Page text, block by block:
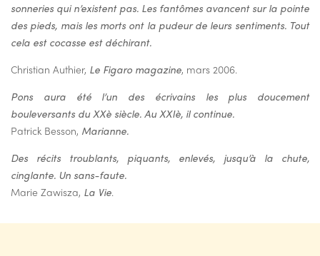
sonneries qui n’existent pas. Les fantômes avancent sur la pointe
des pieds, mais les morts ont la pudeur de leurs sentiments. Tout
cela est cocasse est déchirant.
Christian Authier, Le Figaro magazine, mars 2006.
Pons aura été l’un des écrivains les plus doucement
bouleversants du XXè siècle. Au XXIè, il continue.
Patrick Besson, Marianne.
Des récits troublants, piquants, enlevés, jusqu’à la chute,
cinglante. Un sans-faute.
Marie Zawisza, La Vie.